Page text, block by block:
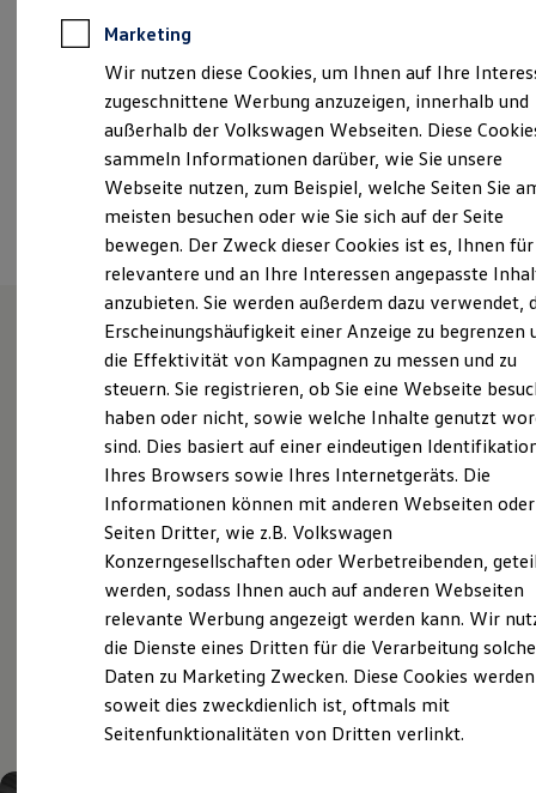
Reparatur & Service
Sommer-Special
Reparatur, Pflege & Inspektion
Servicetermin anfragen
Service-Vorteile bei Volkswagen Nutzfahrzeuge
ServicePlus
Economy Service
Räder & Reifen Service
Ersatzfahrzeuge
Notdienst und Pannenhilfe
Software, Konnektivität & Apps
California App
VW Connect für Ihren Transporter/Caravelle
VW Connect für Ihren Amarok
VW Connect für andere Modelle
Fleet Interface Data
Multistop Pathfinder
Übersicht Software Updates
Digitales Bordbuch
Fahrerassistenz- und Sicherheitssysteme
Kontrollleuchten
Kurzfahrprofile und Ölverdünnung
Batterieverordnung
XTL-Dieselkraftstoff
Ersatzteile und Betriebsflüssigkeiten
Original Zubehör und Lifestyle Produkte
myVolkswagen
myVolkswagen Business
Elektrisch & Autonom
Unser Ansatz
info@toefi.de
+49 2151 988651
Ansprechpartner
Termin vereinbaren
Unsere Leistungenim
Überblick
Service
Volkswagen Economy
Service
Aktuelle Highlights
und Angebote
Marketing
Wir nutzen diese Cookies, um Ihnen auf Ihre
zugeschnittene Werbung anzuzeigen, innerhalb und
außerhalb der Volkswagen Webseiten. Diese
sammeln Informationen darüber, wie Sie unsere
Webseite nutzen, zum Beispiel, welche Seiten Sie
meisten besuchen oder wie Sie sich auf der Seite
bewegen. Der Zweck dieser Cookies ist es, Ihnen für
relevantere und an Ihre Interessen angepasste
anzubieten. Sie werden außerdem dazu verwendet,
Erscheinungshäufigkeit einer Anzeige zu begrenzen
die Effektivität von Kampagnen zu messen und zu
steuern. Sie registrieren, ob Sie eine Webseite
haben oder nicht, sowie welche Inhalte genutzt
sind. Dies basiert auf einer eindeutigen
Ihres Browsers sowie Ihres Internetgeräts. Die
Informationen können mit anderen Webseiten oder
Seiten Dritter, wie z.B. Volkswagen
Konzerngesellschaften oder Werbetreibenden,
werden, sodass Ihnen auch auf anderen Webseiten
relevante Werbung angezeigt werden kann. Wir
die Dienste eines Dritten für die Verarbeitung
Daten zu Marketing Zwecken. Diese Cookies
soweit dies zweckdienlich ist, oftmals mit
Seitenfunktionalitäten von Dritten verlinkt.